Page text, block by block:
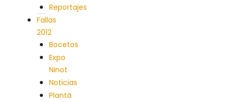
Reportajes
Fallas
2012
Bocetos
Expo
Ninot
Noticias
Plantà